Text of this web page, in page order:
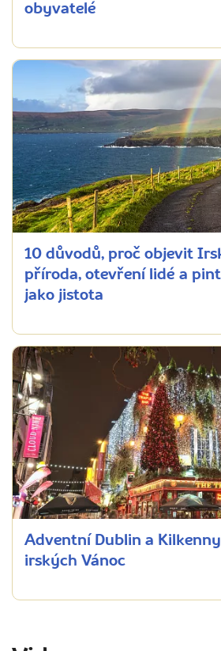
obyvatelé
10 důvodů, proč objevit
příroda, otevření lidé a
jako jistota
Adventní Dublin a
irských Vánoc